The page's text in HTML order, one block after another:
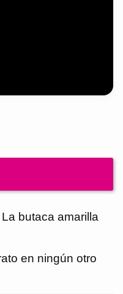
butaca amarilla
en ningún otro